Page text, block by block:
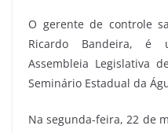
O gerente de controle
Ricardo Bandeira, é
Assembleia Legislativa
Seminário Estadual da
Na segunda-feira, 22 de